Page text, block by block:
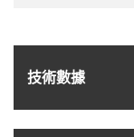
技術數據